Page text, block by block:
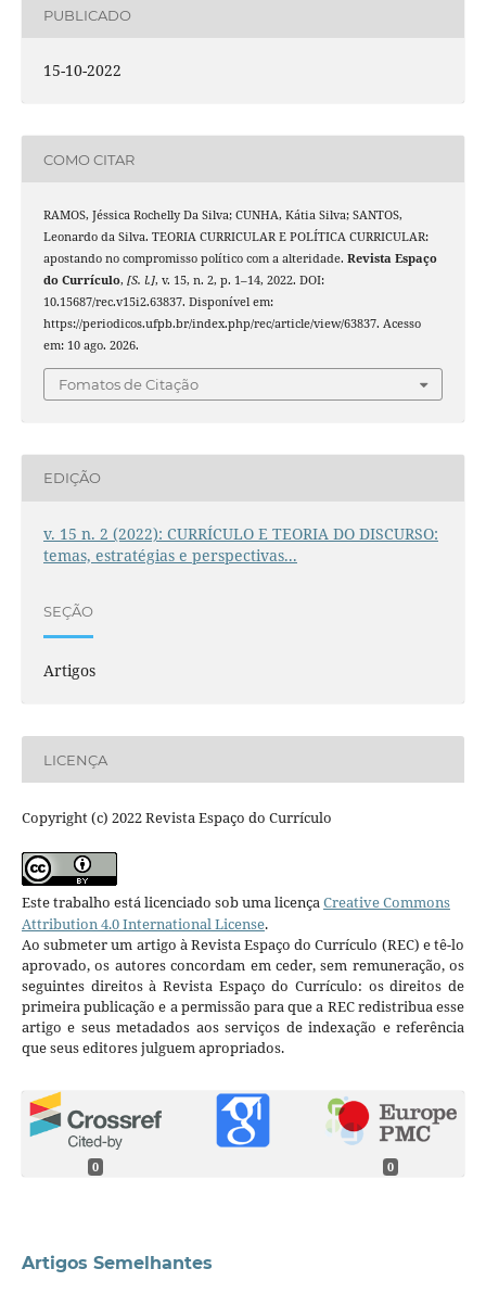
PUBLICADO
15-10-2022
COMO CITAR
RAMOS, Jéssica Rochelly Da Silva; CUNHA, Kátia Silva; SANTOS,
Leonardo da Silva. TEORIA CURRICULAR E POLÍTICA CURRICULAR:
apostando no compromisso político com a alteridade. Revista Espaço
do Currículo, [S. l.], v. 15, n. 2, p. 1–14, 2022. DOI:
10.15687/rec.v15i2.63837. Disponível em:
https://periodicos.ufpb.br/index.php/rec/article/view/63837. Acesso
em: 10 ago. 2026.
Fomatos de Citação
EDIÇÃO
v. 15 n. 2 (2022): CURRÍCULO E TEORIA DO DISCURSO:
temas, estratégias e perspectivas...
SEÇÃO
Artigos
LICENÇA
Copyright (c) 2022 Revista Espaço do Currículo
Este trabalho está licenciado sob uma licençaCreative Commons
Attribution 4.0 International License.
Ao submeter um artigo à Revista Espaço do Currículo (REC) e tê-lo
aprovado, os autores concordam em ceder, sem remuneração, os
seguintes direitos à Revista Espaço do Currículo: os direitos de
primeira publicação e a permissão para que a REC redistribua esse
artigo e seus metadados aos serviços de indexação e referência
que seus editores julguem apropriados.
0 0
Artigos Semelhantes